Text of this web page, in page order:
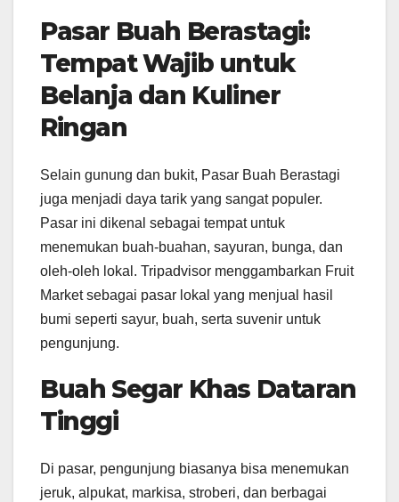
Pasar Buah Berastagi:
Tempat Wajib untuk
Belanja dan Kuliner
Ringan
Selain gunung dan bukit, Pasar Buah Berastagi
juga menjadi daya tarik yang sangat populer.
Pasar ini dikenal sebagai tempat untuk
menemukan buah-buahan, sayuran, bunga, dan
oleh-oleh lokal. Tripadvisor menggambarkan Fruit
Market sebagai pasar lokal yang menjual hasil
bumi seperti sayur, buah, serta suvenir untuk
pengunjung.
Buah Segar Khas Dataran
Tinggi
Di pasar, pengunjung biasanya bisa menemukan
jeruk, alpukat, markisa, stroberi, dan berbagai